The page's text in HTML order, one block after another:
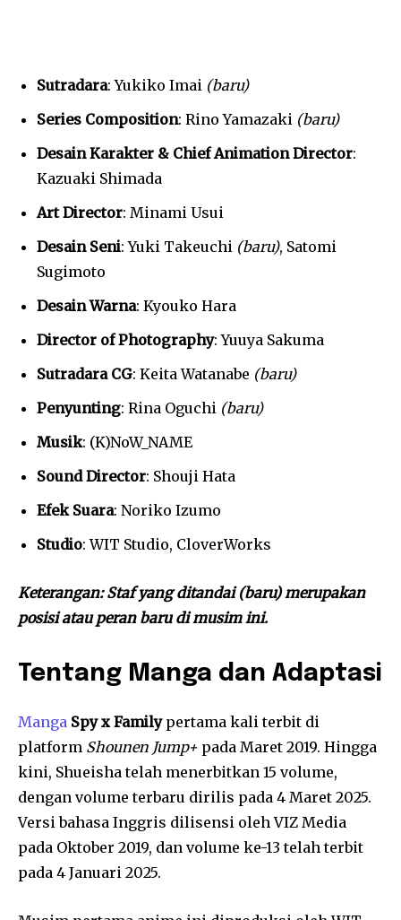
Sutradara: Yukiko Imai (baru)
Series Composition: Rino Yamazaki (baru)
Desain Karakter & Chief Animation Director:
Kazuaki Shimada
Art Director: Minami Usui
Desain Seni: Yuki Takeuchi (baru), Satomi
Sugimoto
Desain Warna: Kyouko Hara
Director of Photography: Yuuya Sakuma
Sutradara CG: Keita Watanabe (baru)
Penyunting: Rina Oguchi (baru)
Musik: (K)NoW_NAME
Sound Director: Shouji Hata
Efek Suara: Noriko Izumo
Studio: WIT Studio, CloverWorks
Keterangan: Staf yang ditandai (baru) merupakan
posisi atau peran baru di musim ini.
Tentang Manga dan Adaptasi
Manga Spy x Familypertama kali terbit di
platform Shounen Jump+ pada Maret 2019. Hingga
kini, Shueisha telah menerbitkan 15 volume,
dengan volume terbaru dirilis pada 4 Maret 2025.
Versi bahasa Inggris dilisensi oleh VIZ Media
pada Oktober 2019, dan volume ke-13 telah terbit
pada 4 Januari 2025.